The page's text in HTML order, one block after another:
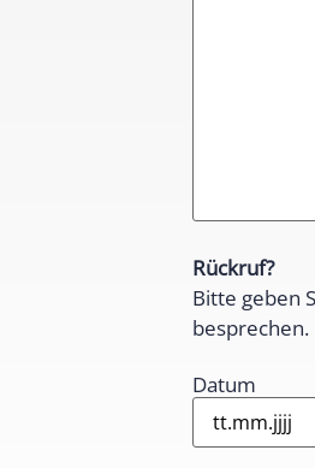
Rückruf?
Bitte geben
besprechen.
Datum